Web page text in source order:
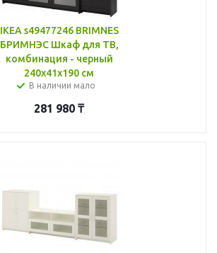
IKEA s49477246 BRIMNES
БРИМНЭС Шкаф для ТВ,
комбинация - черный
240x41x190 см
В наличии мало
281 980 ₸